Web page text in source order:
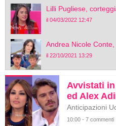
Lilli Pugliese,
il 04/03/2022 12:47
Andrea Nicole
il 22/10/2021 13:29
Avvistati
ed Alex
Anticipazioni
10:00 - 7 commenti